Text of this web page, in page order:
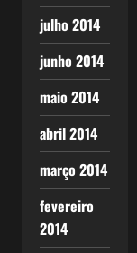
julho 2014
junho 2014
maio 2014
abril 2014
março 2014
fevereiro
2014